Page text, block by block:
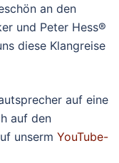
an den
und Peter Hess®
diese Klangreise
auf eine
auf den
unserm YouTube-